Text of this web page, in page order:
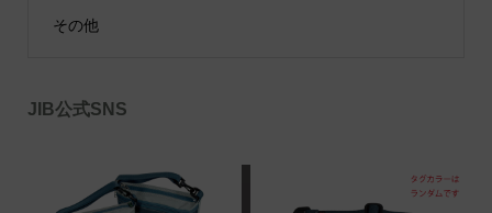
その他
JIB公式SNS